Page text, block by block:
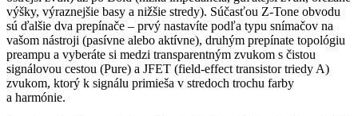
výšky, výraznejšie basy a nižšie stredy). Súčasťou Z-Tone obvodu
sú ďalšie dva prepínače – prvý nastavíte podľa typu snímačov na
vašom nástroji (pasívne alebo aktívne), druhým prepínate topológiu
preampu a vyberáte si medzi transparentným zvukom s čistou
signálovou cestou (Pure) a JFET (field-effect transistor triedy A)
zvukom, ktorý k signálu primieša v stredoch trochu farby
a harmónie.